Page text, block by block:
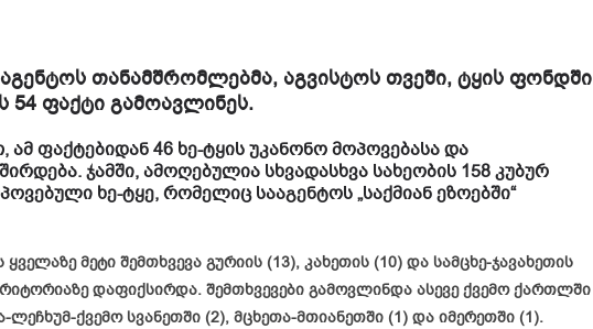
თანამშრომლებმა, აგვისტოს თვეში, ტყის ფონდში
ფაქტი გამოავლინეს.
ამ ფაქტებიდან 46 ხე-ტყის უკანონო მოპოვებასა და
ჯამში, ამოღებულია სხვადასხვა სახეობის 158 კუბურ
ხე-ტყე, რომელიც სააგენტოს „საქმიან ეზოებში“
მეტი შემთხვევა გურიის (13), კახეთის (10) და სამცხე-ჯავახეთის
დაფიქსირდა. შემთხვევები გამოვლინდა ასევე ქვემო ქართლში
ქვემო სვანეთში (2), მცხეთა-მთიანეთში (1) და იმერეთში (1).